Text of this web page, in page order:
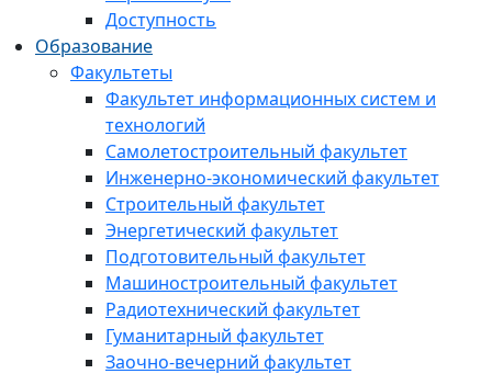
Доступность
Образование
Факультеты
Факультет информационных систем и
технологий
Самолетостроительный факультет
Инженерно-экономический факультет
Строительный факультет
Энергетический факультет
Подготовительный факультет
Машиностроительный факультет
Радиотехнический факультет
Гуманитарный факультет
Заочно-вечерний факультет